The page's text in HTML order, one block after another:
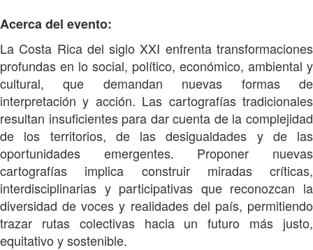
Acerca del evento:
La Costa Rica del siglo XXI enfrenta transformaciones
profundas en lo social, político, económico, ambiental y
cultural, que demandan nuevas formas de
interpretación y acción. Las cartografías tradicionales
resultan insuficientes para dar cuenta de la complejidad
de los territorios, de las desigualdades y de las
oportunidades emergentes. Proponer nuevas
cartografías implica construir miradas críticas,
interdisciplinarias y participativas que reconozcan la
diversidad de voces y realidades del país, permitiendo
trazar rutas colectivas hacia un futuro más justo,
equitativo y sostenible.